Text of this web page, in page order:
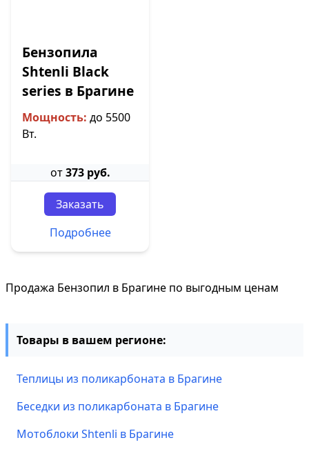
Бензопила
Shtenli Black
series в Брагине
Мощность: до 5500
Вт.
от373 руб.
Заказать
Подробнее
Продажа Бензопил в Брагине по выгодным ценам
Товары в вашем регионе:
Теплицы из поликарбоната в Брагине
Беседки из поликарбоната в Брагине
Мотоблоки Shtenli в Брагине